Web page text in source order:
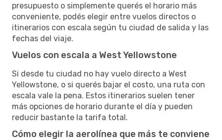
presupuesto o simplemente querés el horario más
conveniente, podés elegir entre vuelos directos o
itinerarios con escala según tu ciudad de salida y las
fechas del viaje.
Vuelos con escala a West Yellowstone
Si desde tu ciudad no hay vuelo directo a West
Yellowstone, o si querés bajar el costo, una ruta con
escala vale la pena. Estos itinerarios suelen tener
más opciones de horario durante el día y pueden
reducir bastante la tarifa total.
Cómo elegir la aerolínea que más te conviene